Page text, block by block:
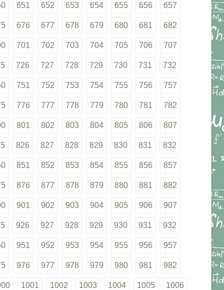
651 652 653 654 655 656 657
676 677 678 679 680 681 682
701 702 703 704 705 706 707
726 727 728 729 730 731 732
751 752 753 754 755 756 757
776 777 778 779 780 781 782
801 802 803 804 805 806 807
826 827 828 829 830 831 832
851 852 853 854 855 856 857
876 877 878 879 880 881 882
901 902 903 904 905 906 907
926 927 928 929 930 931 932
951 952 953 954 955 956 957
976 977 978 979 980 981 982
1001 1002 1003 1004 1005 1006